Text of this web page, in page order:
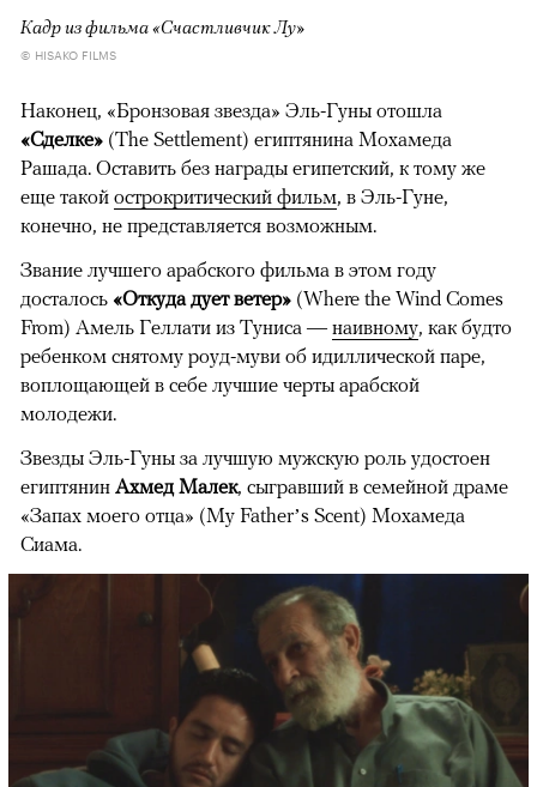
Кадр из фильма «Счастливчик Лу»
© HISAKO FILMS
Наконец, «Бронзовая звезда» Эль-Гуны отошла
«Сделке» (The Settlement) египтянина Мохамеда
Рашада. Оставить без награды египетский, к тому же
еще такой острокритический фильм, в Эль-Гуне,
конечно, не представляется возможным.
Звание лучшего арабского фильма в этом году
досталось «Откуда дует ветер» (Where the Wind Comes
From) Амель Геллати из Туниса — наивному, как будто
ребенком снятому роуд-муви об идиллической паре,
воплощающей в себе лучшие черты арабской
молодежи.
Звезды Эль-Гуны за лучшую мужскую роль удостоен
египтянин Ахмед Малек, сыгравший в семейной драме
«Запах моего отца» (My Father’s Scent) Мохамеда
Сиама.